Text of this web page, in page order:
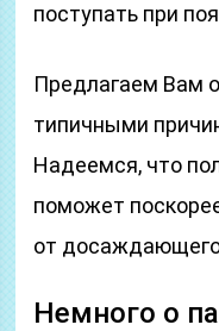
поступать при
Предлагаем Вам
типичными
Надеемся, что
поможет
от
Немного о